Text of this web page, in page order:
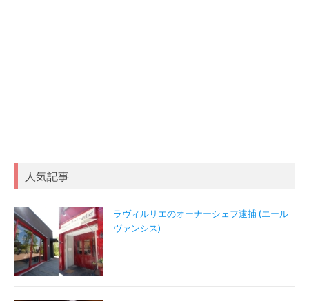
人気記事
ラヴィルリエのオーナーシェフ逮捕 (エール
ヴァンシス)